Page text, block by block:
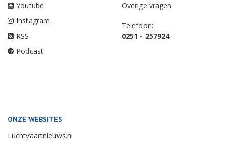
Youtube
Instagram
RSS
Podcast
Overige vragen
Telefoon:
0251 - 257924
ONZE WEBSITES
Luchtvaartnieuws.nl